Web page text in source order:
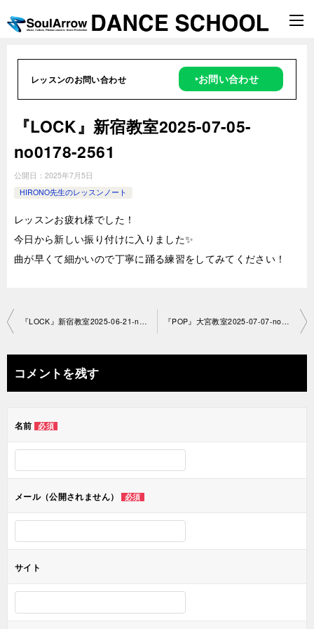
レッスンのお問い合わせ ‣お問い合わせ
『LOCK』新宿教室2025-07-05-
no0178-2561
公開日： 2025年7月5日
HIRONO先生のレッスンノート
レッスンお疲れ様でした！
今日から新しい振り付けに入りました✨️
曲が早くて細かいので丁寧に踊る練習をしてみてください！
投
ナ
ビ
ー
ン
コメントを残す
名前 必須
メール（公開されません） 必須
サイト